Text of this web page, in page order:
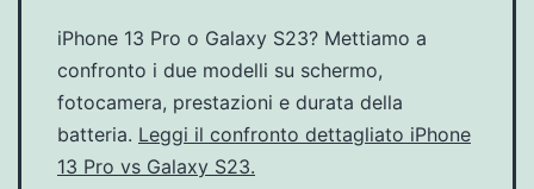
iPhone 13 Pro o Galaxy S23? Mettiamo a
confronto i due modelli su schermo,
fotocamera, prestazioni e durata della
batteria. Leggi il confronto dettagliato iPhone
13 Pro vs Galaxy S23.